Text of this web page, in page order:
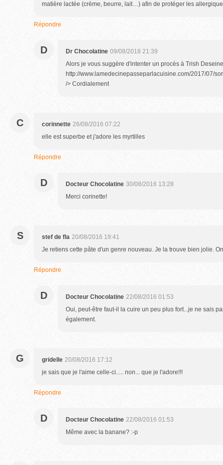
matière lactée (crème, beurre, lait…) afin de protéger les
Répondre
D Dr Chocolatine 09/08/2018 21:39
Alors je vous suggère d'intenter un procès à Trish
http://www.lamedecinepasseparlacuisine.com/2017/07/
/> Cordialement
C corinnette 26/08/2016 07:22
elle est superbe et j'adore les myrtilles
Répondre
D Docteur Chocolatine 30/08/2016 13:28
Merci corinette!
S stef de fla 20/08/2016 19:41
Je retiens cette pâte d'un genre nouveau. Je la trouve bien jolie.
Répondre
D Docteur Chocolatine 22/08/2016 01:53
Oui, peut-être faut-il la cuire un peu plus fort...je ne sais
également.
G gridelle 20/08/2016 17:12
je sais que je l'aime celle-ci..... non... que je l'adore!!!
Répondre
D Docteur Chocolatine 22/08/2016 01:53
Même avec la banane? :-p